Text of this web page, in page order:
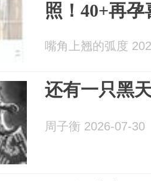
照！40+再
嘴角上翘的弧度
还有一只黑
周子衡 2026-07-30